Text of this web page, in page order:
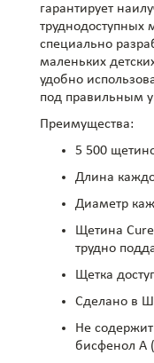
гарантирует
труднодоступных
специально
маленьких
удобно
под правильным
Преимущества:
5 500
Длина
Диаметр
Щетина
трудно
Щетка
Сделано в
Не
бисфенол А